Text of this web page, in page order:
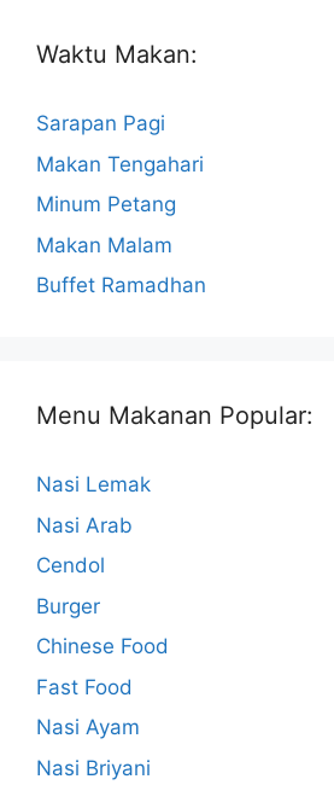
Waktu Makan:
Sarapan Pagi
Makan Tengahari
Minum Petang
Makan Malam
Buffet Ramadhan
Menu Makanan Popular:
Nasi Lemak
Nasi Arab
Cendol
Burger
Chinese Food
Fast Food
Nasi Ayam
Nasi Briyani